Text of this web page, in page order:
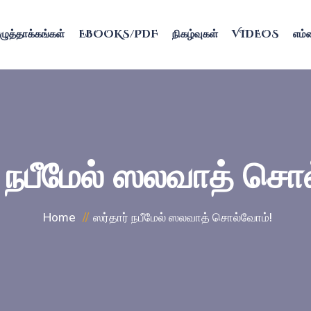
EBOOKS/PDF நிகழ்வுகள் VIDEOS
நபீமேல் ஸலவாத்
Home ஸர்தார் நபீமேல் ஸலவாத் சொல்வோம்!